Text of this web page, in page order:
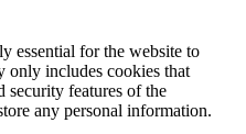
essential for the website to
only includes cookies that
security features of the
any personal information.